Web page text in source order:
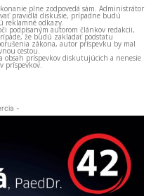
plne zodpovedá sám. Administrátor
pravidlá diskusie, prípadne budú
reklamné odkazy.
podpísaným autorom článkov redakcii,
že budú zakladať podstatu
zákona, autor príspevku by mal
cestou.
obsah príspevkov diskutujúcich a nenesie
príspevkov.
-